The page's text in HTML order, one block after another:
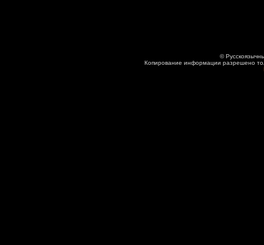
©
Копирование информации разрешено